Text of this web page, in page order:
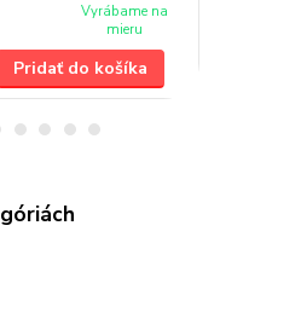
Vyrábame na
mieru
Pridať do košíka